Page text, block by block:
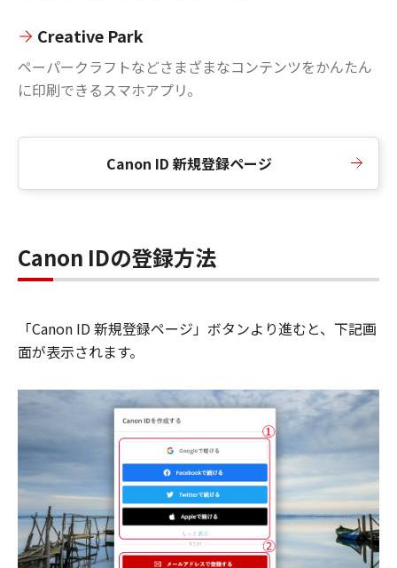
Creative Park
ペーパークラフトなどさまざまなコンテンツをかんたん
に印刷できるスマホアプリ。
Canon ID 新規登録ページ
Canon IDの登録方法
「Canon ID 新規登録ページ」ボタンより進むと、下記画
面が表示されます。